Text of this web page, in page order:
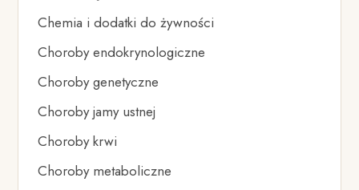
Chemia i dodatki do żywności
Choroby endokrynologiczne
Choroby genetyczne
Choroby jamy ustnej
Choroby krwi
Choroby metaboliczne